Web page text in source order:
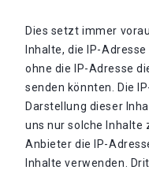
Dies setzt immer
Inhalte, die IP-
ohne die IP-Adresse
senden könnten. Die
Darstellung dieser
uns nur solche Inhalte
Anbieter die IP-
Inhalte verwenden.